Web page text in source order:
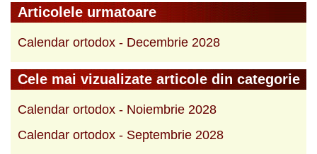
Articolele urmatoare
Calendar ortodox - Decembrie 2028
Cele mai vizualizate articole din categorie
Calendar ortodox - Noiembrie 2028
Calendar ortodox - Septembrie 2028